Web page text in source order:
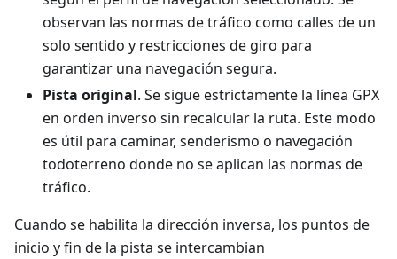
observan las normas de tráfico como calles de un
solo sentido y restricciones de giro para
garantizar una navegación segura.
Pista original. Se sigue estrictamente la línea GPX
en orden inverso sin recalcular la ruta. Este modo
es útil para caminar, senderismo o navegación
todoterreno donde no se aplican las normas de
tráfico.
Cuando se habilita la dirección inversa, los puntos de
inicio y fin de la pista se intercambian